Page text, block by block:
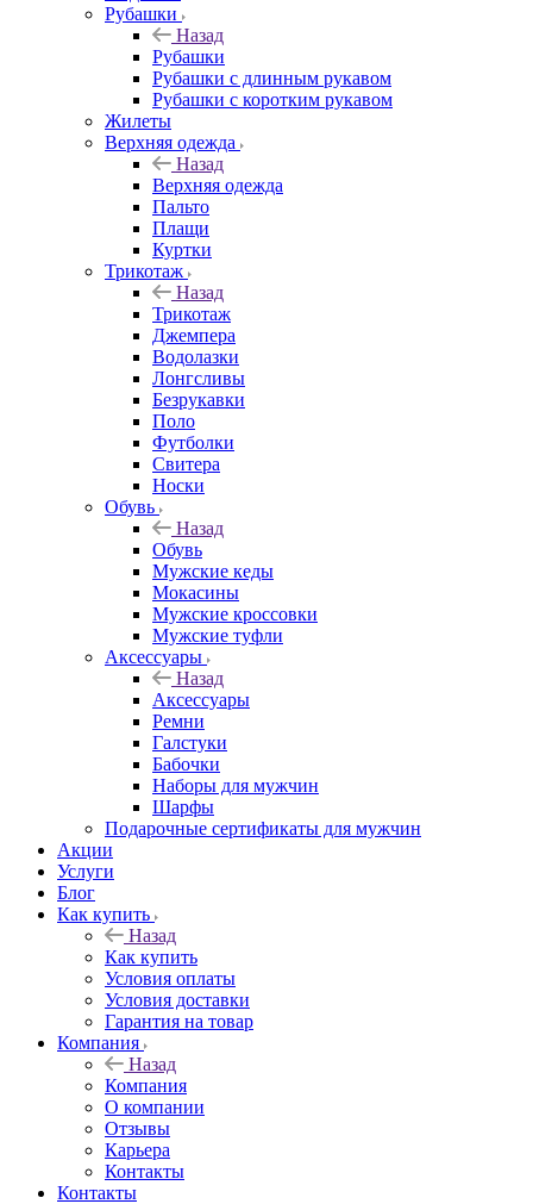
Рубашки
Назад
Рубашки
Рубашки с длинным рукавом
Рубашки с коротким рукавом
Жилеты
Верхняя одежда
Назад
Верхняя одежда
Пальто
Плащи
Куртки
Трикотаж
Назад
Трикотаж
Джемпера
Водолазки
Лонгсливы
Безрукавки
Поло
Футболки
Свитера
Носки
Обувь
Назад
Обувь
Мужские кеды
Мокасины
Мужские кроссовки
Мужские туфли
Аксессуары
Назад
Аксессуары
Ремни
Галстуки
Бабочки
Наборы для мужчин
Шарфы
Подарочные сертификаты для мужчин
Акции
Услуги
Блог
Как купить
Назад
Как купить
Условия оплаты
Условия доставки
Гарантия на товар
Компания
Назад
Компания
О компании
Отзывы
Карьера
Контакты
Контакты